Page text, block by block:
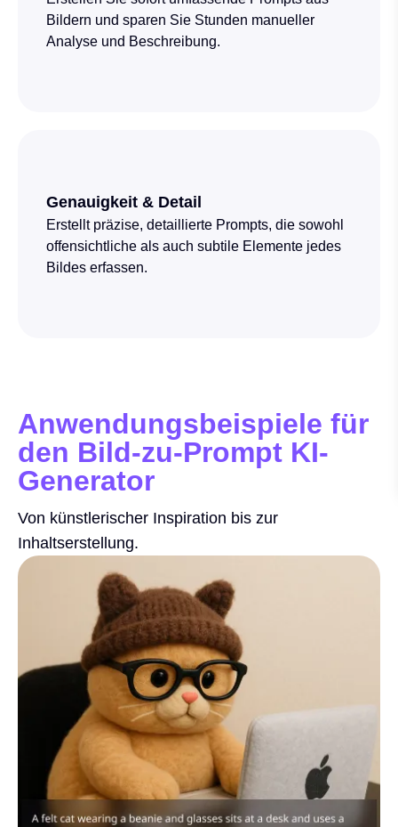
Bildern und sparen Sie Stunden manueller
Analyse und Beschreibung.
Genauigkeit & Detail
Erstellt präzise, detaillierte Prompts, die sowohl
offensichtliche als auch subtile Elemente jedes
Bildes erfassen.
Anwendungsbeispiele für
den Bild-zu-Prompt KI-
Generator
Von künstlerischer Inspiration bis zur
Inhaltserstellung.